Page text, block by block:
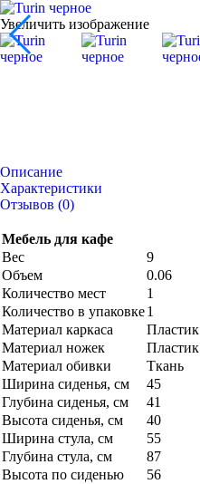
Увеличить изображение
Описание
Характеристики
Отзывов (0)
Мебель для кафе
Вес
9
Объем
0.06
Количество мест
1
Количество в упаковке1
Материал каркаса
Пластик
Материал ножек
Пластик
Материал обивки
Ткань
Ширина сиденья, см
45
Глубина сиденья, см
41
Высота сиденья, см
40
Ширина стула, см
55
Глубина стула, см
87
Высота по сиденью
56